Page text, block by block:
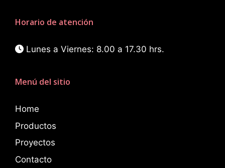
Horario de atención
Lunes a Viernes: 8.00 a 17.30 hrs.
Menú del sitio
Home
Productos
Proyectos
Contacto